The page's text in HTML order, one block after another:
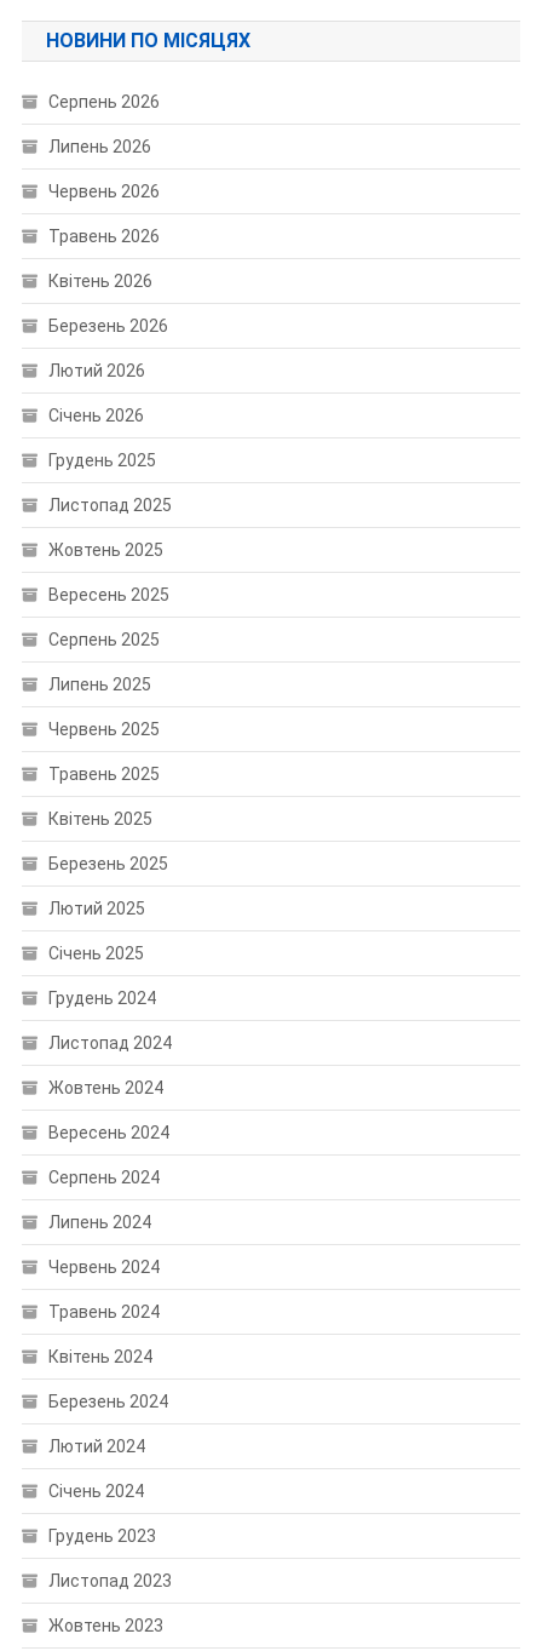
НОВИНИ ПО МІСЯЦЯХ
Серпень 2026
Липень 2026
Червень 2026
Травень 2026
Квітень 2026
Березень 2026
Лютий 2026
Січень 2026
Грудень 2025
Листопад 2025
Жовтень 2025
Вересень 2025
Серпень 2025
Липень 2025
Червень 2025
Травень 2025
Квітень 2025
Березень 2025
Лютий 2025
Січень 2025
Грудень 2024
Листопад 2024
Жовтень 2024
Вересень 2024
Серпень 2024
Липень 2024
Червень 2024
Травень 2024
Квітень 2024
Березень 2024
Лютий 2024
Січень 2024
Грудень 2023
Листопад 2023
Жовтень 2023